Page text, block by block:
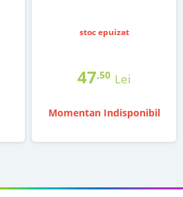
stoc epuizat
47,50 Lei
Momentan Indisponibil